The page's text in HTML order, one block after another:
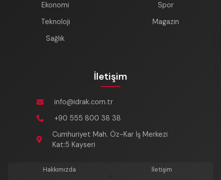
Ekonomi
Teknoloji
Sağlık
Spor
Magazin
İletişim
info@idrak.com.tr
+90 555 800 38 38
Cumhuriyet Mah. Öz-Kar İş Merkezi
Kat:5 Kayseri
Hakkımızda
İletişim